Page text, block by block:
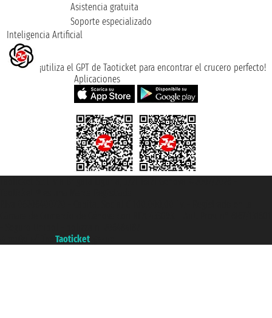
Asistencia gratuita
Soporte especializado
Inteligencia Artificial
¡utiliza el GPT de Taoticket para encontrar el crucero perfecto!
Aplicaciones
Taoticket